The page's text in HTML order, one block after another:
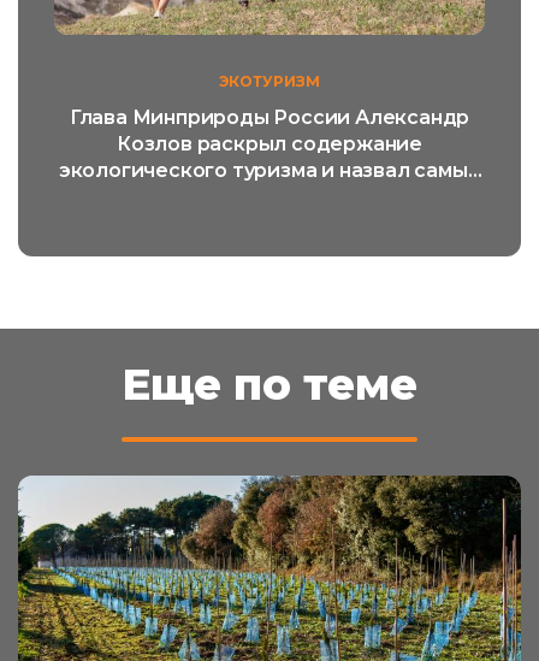
ЭКОТУРИЗМ
Глава Минприроды России Александр
Козлов раскрыл содержание
экологического туризма и назвал самый
Еще по теме